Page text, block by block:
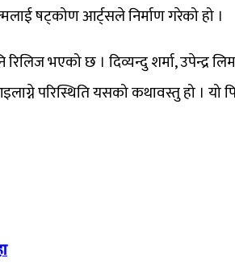
षट्कोण आर्ट्सले निर्माण गरेको हो ।
रिलिज भएको छ । दिव्यन्दु शर्मा,
परिस्थिति यसको कथावस्तु हो ।